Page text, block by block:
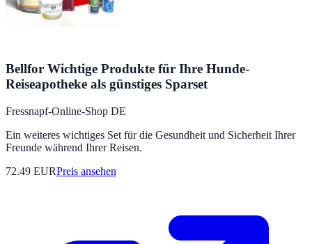
Bellfor Wichtige Produkte für Ihre Hunde-
Reiseapotheke als günstiges Sparset
Fressnapf-Online-Shop DE
Ein weiteres wichtiges Set für die Gesundheit und Sicherheit Ihrer
Freunde während Ihrer Reisen.
72.49 EURPreis ansehen